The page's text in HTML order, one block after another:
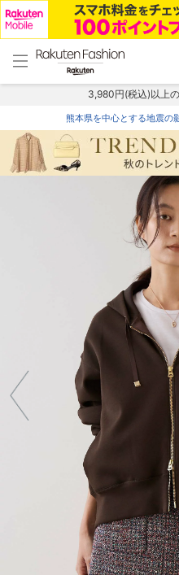
menu home
トップ
3,980円(税込)以上
熊本県を中心とする地震の